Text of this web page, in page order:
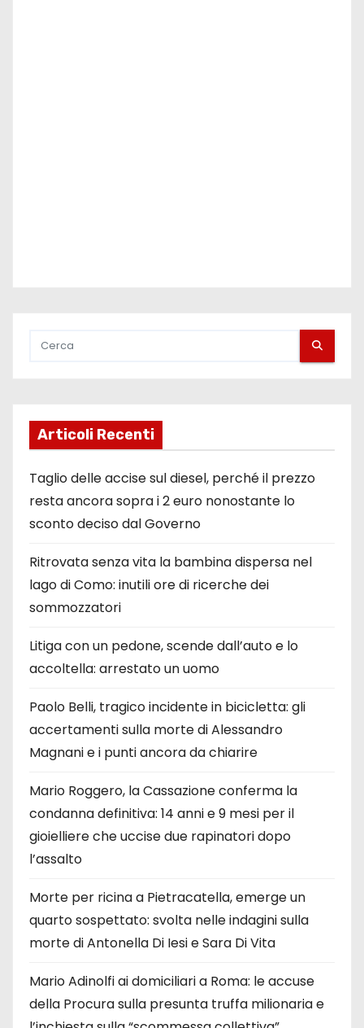
Articoli Recenti
Taglio delle accise sul diesel, perché il prezzo
resta ancora sopra i 2 euro nonostante lo
sconto deciso dal Governo
Ritrovata senza vita la bambina dispersa nel
lago di Como: inutili ore di ricerche dei
sommozzatori
Litiga con un pedone, scende dall’auto e lo
accoltella: arrestato un uomo
Paolo Belli, tragico incidente in bicicletta: gli
accertamenti sulla morte di Alessandro
Magnani e i punti ancora da chiarire
Mario Roggero, la Cassazione conferma la
condanna definitiva: 14 anni e 9 mesi per il
gioielliere che uccise due rapinatori dopo
l’assalto
Morte per ricina a Pietracatella, emerge un
quarto sospettato: svolta nelle indagini sulla
morte di Antonella Di Iesi e Sara Di Vita
Mario Adinolfi ai domiciliari a Roma: le accuse
della Procura sulla presunta truffa milionaria e